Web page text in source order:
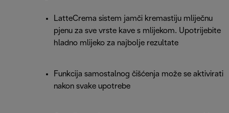
LatteCrema sistem jamči kremastiju mliječnu
pjenu za sve vrste kave s mlijekom. Upotrijebite
hladno mlijeko za najbolje rezultate
Funkcija samostalnog čišćenja može se aktivirati
nakon svake upotrebe